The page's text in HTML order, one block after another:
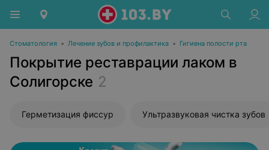
Стоматология • Лечение зубов и профилактика • Гигиена полости рта
Покрытие реставрации лаком в
Солигорске 2
Герметизация фиссур Ультразвуковая чистка зубов